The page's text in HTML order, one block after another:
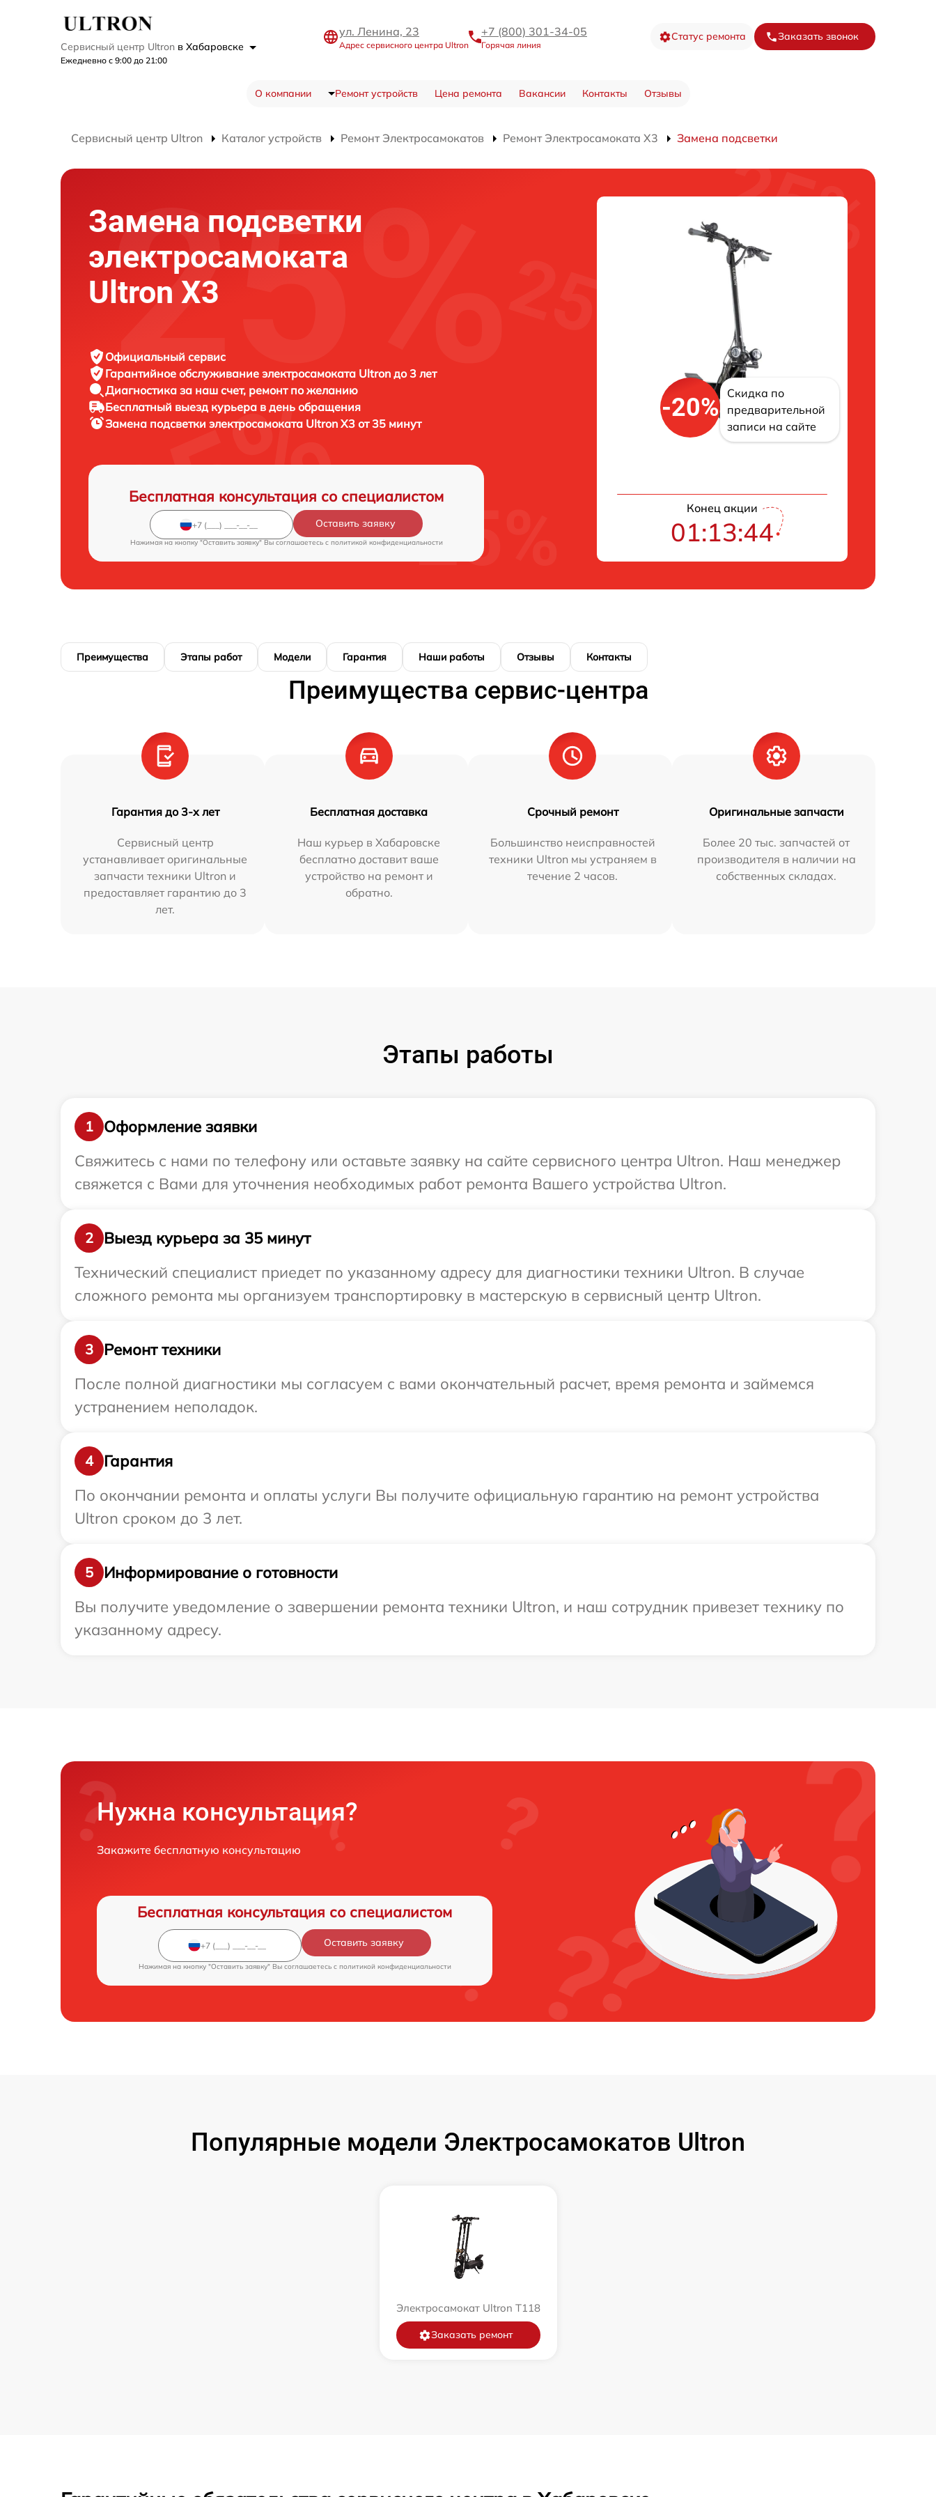
Сервисный центр Ultron в Хабаровске
Ежедневно с 9:00 до 21:00
ул. Ленина, 23
Адрес сервисного центра Ultron
+7 (800) 301-34-05
Горячая линия
Статус ремонта Заказать звонок
О компании Ремонт устройств Цена ремонта Вакансии Контакты Отзывы
Сервисный центр Ultron Каталог устройств Ремонт Электросамокатов Ремонт Электросамоката X3 Замена подсветки
Замена подсветки
электросамоката
Ultron X3
Официальный сервис
Гарантийное обслуживание электросамоката Ultron до 3 лет
Диагностика за наш счет, ремонт по желанию
Бесплатный выезд курьера в день обращения
Замена подсветки электросамоката Ultron X3 от 35 минут
Бесплатная консультация со специалистом
Оставить заявку
Нажимая на кнопку "Оставить заявку" Вы соглашаетесь c политикой конфиденциальности
-20%
Скидка по
предварительной
записи на сайте
Конец акции
01:13:43
Преимущества Этапы работ Модели Гарантия Наши работы Отзывы Контакты
Преимущества сервис-центра
Гарантия до 3-х лет
Сервисный центр
устанавливает оригинальные
запчасти техники Ultron и
предоставляет гарантию до 3
лет.
Бесплатная доставка
Наш курьер в Хабаровске
бесплатно доставит ваше
устройство на ремонт и
обратно.
Срочный ремонт
Большинство неисправностей
техники Ultron мы устраняем в
течение 2 часов.
Оригинальные запчасти
Более 20 тыс. запчастей от
производителя в наличии на
собственных складах.
Этапы работы
1
Оформление заявки
Свяжитесь с нами по телефону или оставьте заявку на сайте сервисного центра Ultron. Наш менеджер
свяжется с Вами для уточнения необходимых работ ремонта Вашего устройства Ultron.
2
Выезд курьера за 35 минут
Технический специалист приедет по указанному адресу для диагностики техники Ultron. В случае
сложного ремонта мы организуем транспортировку в мастерскую в сервисный центр Ultron.
3
Ремонт техники
После полной диагностики мы согласуем с вами окончательный расчет, время ремонта и займемся
устранением неполадок.
4
Гарантия
По окончании ремонта и оплаты услуги Вы получите официальную гарантию на ремонт устройства
Ultron сроком до 3 лет.
5
Информирование о готовности
Вы получите уведомление о завершении ремонта техники Ultron, и наш сотрудник привезет технику по
указанному адресу.
Нужна консультация?
Закажите бесплатную консультацию
Бесплатная консультация со специалистом
Оставить заявку
Нажимая на кнопку "Оставить заявку" Вы соглашаетесь c политикой конфиденциальности
Популярные модели Электросамокатов Ultron
Электросамокат Ultron T118
Заказать ремонт